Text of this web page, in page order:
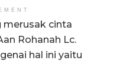
merusak cinta
Rohanah Lc.
hal ini yaitu